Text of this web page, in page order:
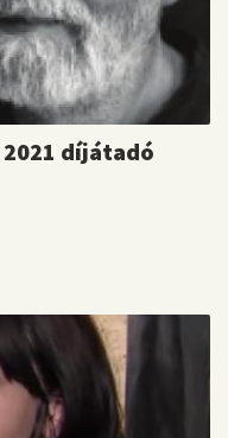
díjátadó